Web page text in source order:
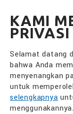
KAMI
Selamat datang
bahwa Anda
menyenangkan
untuk
selengkapnya
menggunakannya.